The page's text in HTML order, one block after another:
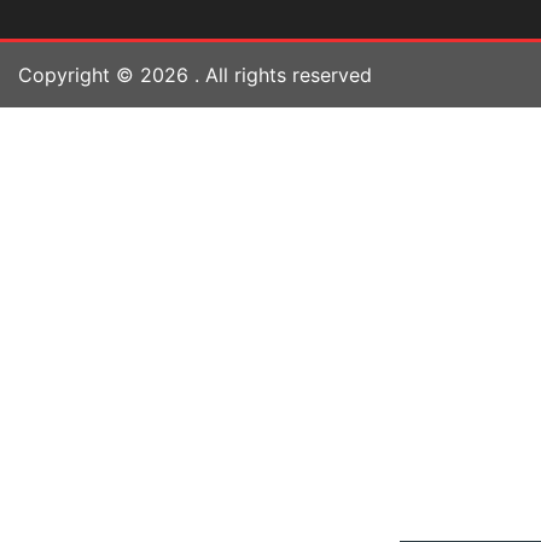
Copyright © 2026 . All rights reserved